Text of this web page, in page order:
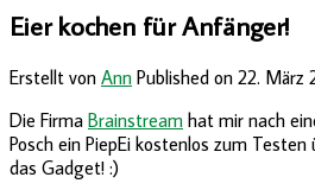
Eier kochen für Anfänger!
Erstellt von Ann Published on 22. März
Die Firma Brainstream hat mir nach
Posch ein PiepEi kostenlos zum
das Gadget! :)